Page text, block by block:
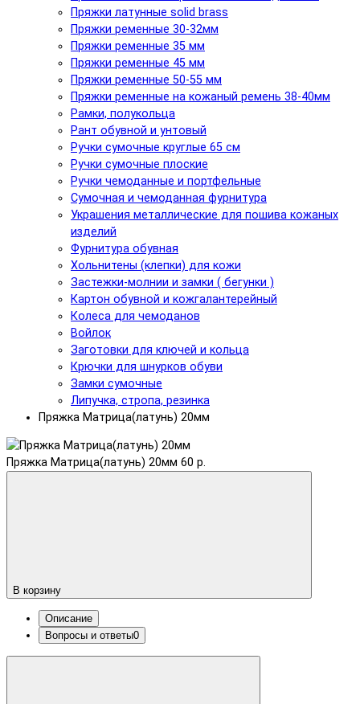
Пряжки латунные solid brass
Пряжки ременные 30-32мм
Пряжки ременные 35 мм
Пряжки ременные 45 мм
Пряжки ременные 50-55 мм
Пряжки ременные на кожаный ремень 38-40мм
Рамки, полукольца
Рант обувной и унтовый
Ручки сумочные круглые 65 см
Ручки сумочные плоские
Ручки чемоданные и портфельные
Сумочная и чемоданная фурнитура
Украшения металлические для пошива кожаных
изделий
Фурнитура обувная
Хольнитены (клепки) для кожи
Застежки-молнии и замки ( бегунки )
Картон обувной и кожгалантерейный
Колеса для чемоданов
Войлок
Заготовки для ключей и кольца
Крючки для шнурков обуви
Замки сумочные
Липучка, стропа, резинка
Пряжка Матрица(латунь) 20мм
Пряжка Матрица(латунь) 20мм 60 р.
В корзину
Описание
Вопросы и ответы0